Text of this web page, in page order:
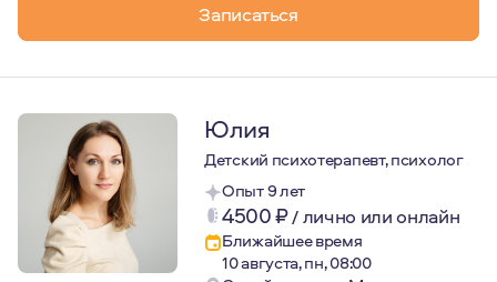
Записаться
Юлия
Детский психотерапевт, психолог
Опыт 9 лет
4500₽/лично или онлайн
Ближайшее время
10 августа, пн, 08:00